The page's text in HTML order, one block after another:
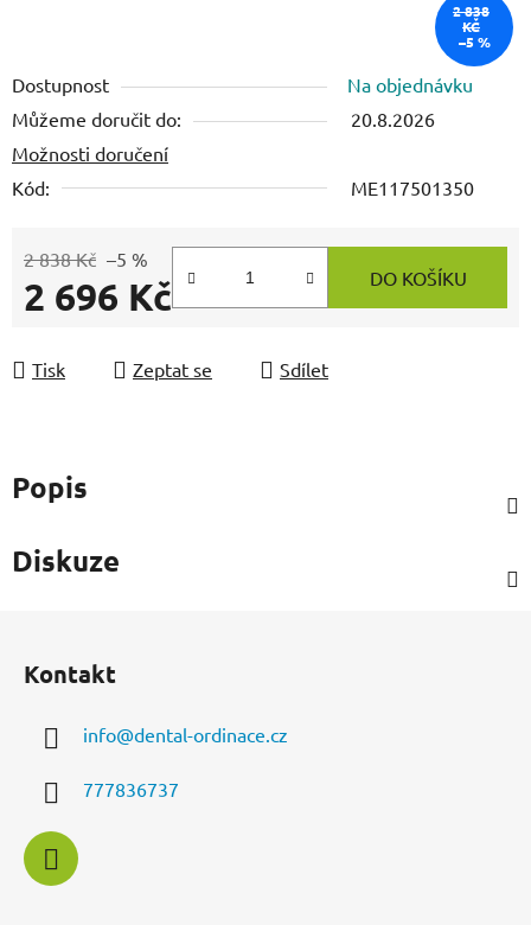
Dostupnost
Na objednávku
Můžeme doručit do:
20.8.2026
Možnosti doručení
Kód:
ME117501350
2 838 Kč –5 %
2 696 Kč DO KOŠÍKU
Tisk Zeptat se Sdílet
2 838
KČ
–5 %
Popis
Diskuze
Kontakt
info@dental-ordinace.cz
777836737